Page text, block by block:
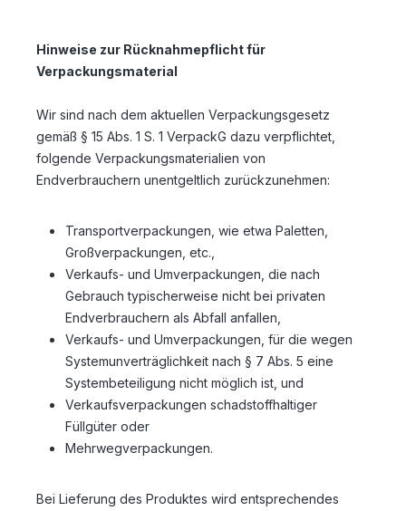
Hinweise zur Rücknahmepflicht für
Verpackungsmaterial
Wir sind nach dem aktuellen Verpackungsgesetz
gemäß § 15 Abs. 1 S. 1 VerpackG dazu verpflichtet,
folgende Verpackungsmaterialien von
Endverbrauchern unentgeltlich zurückzunehmen:
Transportverpackungen, wie etwa Paletten,
Großverpackungen, etc.,
Verkaufs- und Umverpackungen, die nach
Gebrauch typischerweise nicht bei privaten
Endverbrauchern als Abfall anfallen,
Verkaufs- und Umverpackungen, für die wegen
Systemunverträglichkeit nach § 7 Abs. 5 eine
Systembeteiligung nicht möglich ist, und
Verkaufsverpackungen schadstoffhaltiger
Füllgüter oder
Mehrwegverpackungen.
Bei Lieferung des Produktes wird entsprechendes